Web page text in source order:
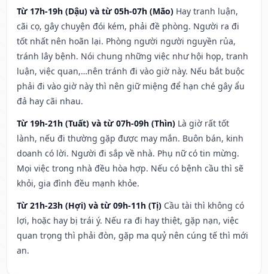
Từ 17h-19h (Dậu) và từ 05h-07h (Mão) Hay tranh luận,
cãi cọ, gây chuyện đói kém, phải đề phòng. Người ra đi
tốt nhất nên hoãn lại. Phòng người người nguyền rủa,
tránh lây bệnh. Nói chung những việc như hội họp, tranh
luận, việc quan,…nên tránh đi vào giờ này. Nếu bắt buộc
phải đi vào giờ này thì nên giữ miệng để hạn ché gây ẩu
đả hay cãi nhau.
Từ 19h-21h (Tuất) và từ 07h-09h (Thìn) Là giờ rất tốt
lành, nếu đi thường gặp được may mắn. Buôn bán, kinh
doanh có lời. Người đi sắp về nhà. Phụ nữ có tin mừng.
Mọi việc trong nhà đều hòa hợp. Nếu có bệnh cầu thì sẽ
khỏi, gia đình đều mạnh khỏe.
Từ 21h-23h (Hợi) và từ 09h-11h (Tị) Cầu tài thì không có
lợi, hoặc hay bị trái ý. Nếu ra đi hay thiệt, gặp nạn, việc
quan trọng thì phải đòn, gặp ma quỷ nên cúng tế thì mới
an.